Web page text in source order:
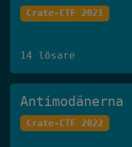
Crate-CTF 2021
14 lösare
Antimodänerna
Crate-CTF 2022